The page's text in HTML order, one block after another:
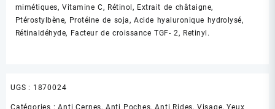
mimétiques, Vitamine C, Rétinol, Extrait de châtaigne,
Ptérostylbène, Protéine de soja, Acide hyaluronique hydrolysé,
Rétinaldéhyde, Facteur de croissance TGF- 2, Retinyl.
UGS : 1870024